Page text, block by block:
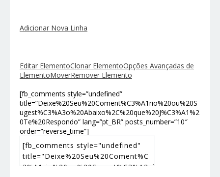
Adicionar Nova Linha
Editar ElementoClonar ElementoOpções Avançadas de
ElementoMoverRemover Elemento
[fb_comments style=”undefined”
title=”Deixe%20Seu%20Coment%C3%A1rio%20ou%20S
ugest%C3%A3o%20Abaixo%2C%20que%20J%C3%A1%2
0Te%20Respondo” lang=”pt_BR” posts_number=”10″
order=”reverse_time”]